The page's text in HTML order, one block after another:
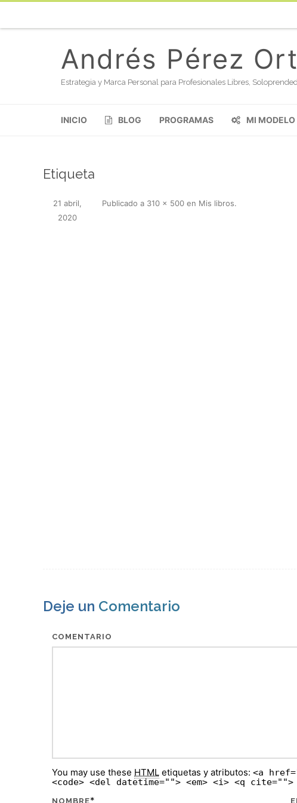
Andrés Pérez
Estrategia y Marca Personal para Profesionales Libres,
INICIO BLOG PROGRAMAS MI MODELO
Etiqueta
Publicado
21 abril,
2020
a 310 × 500 en Mis libros.
Deje un Comentario
COMENTARIO
You may use these HTML etiquetas y atributos: <a
<code> <del datetime=""> <em> <i> <q
NOMBRE*